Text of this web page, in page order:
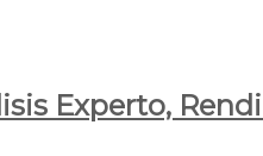
Experto,